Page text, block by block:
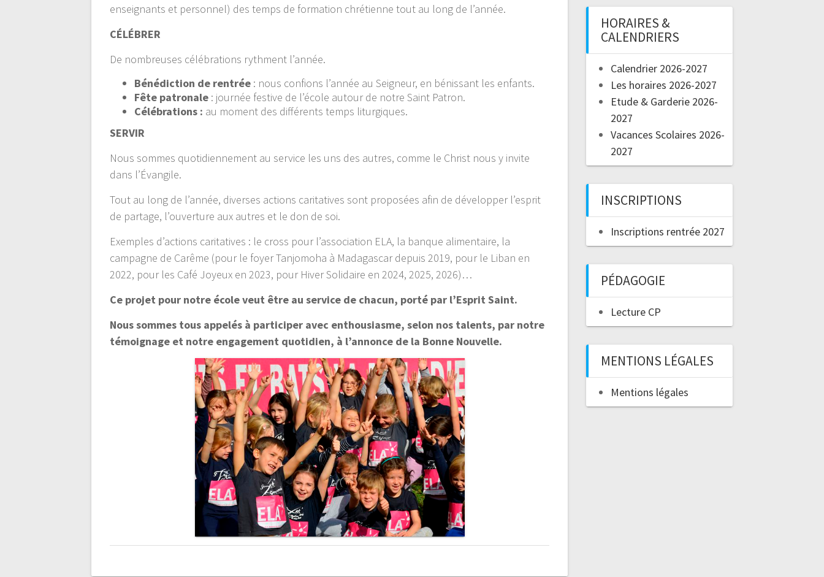
enseignants et personnel) des temps de formation chrétienne tout au long de l’année.
CÉLÉBRER
De nombreuses célébrations rythment l’année.
Bénédiction de rentrée : nous confions l’année au Seigneur, en bénissant les enfants.
Fête patronale : journée festive de l’école autour de notre Saint Patron.
Célébrations : au moment des différents temps liturgiques.
SERVIR
Nous sommes quotidiennement au service les uns des autres, comme le Christ nous y invite
dans l’Évangile.
Tout au long de l’année, diverses actions caritatives sont proposées afin de développer l’esprit
de partage, l’ouverture aux autres et le don de soi.
Exemples d’actions caritatives : le cross pour l’association ELA, la banque alimentaire, la
campagne de Carême (pour le foyer Tanjomoha à Madagascar depuis 2019, pour le Liban en
2022, pour les Café Joyeux en 2023, pour Hiver Solidaire en 2024, 2025, 2026)…
Ce projet pour notre école veut être au service de chacun, porté par l’Esprit Saint.
Nous sommes tous appelés à participer avec enthousiasme, selon nos talents, par notre
témoignage et notre engagement quotidien, à l’annonce de la Bonne Nouvelle.
HORAIRES &
CALENDRIERS
Calendrier 2026-2027
Les horaires 2026-2027
Etude & Garderie 2026-
2027
Vacances Scolaires 2026-
2027
INSCRIPTIONS
Inscriptions rentrée 2027
PÉDAGOGIE
Lecture CP
MENTIONS LÉGALES
Mentions légales